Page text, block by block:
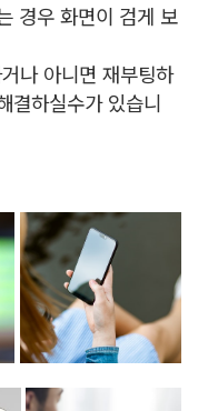
경우 화면이 검게 보
나 아니면 재부팅하
결하실수가 있습니